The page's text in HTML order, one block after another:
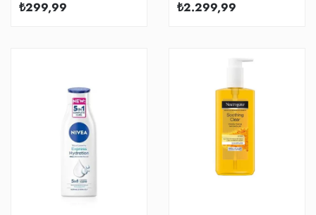
₺299,99 ₺2.299,99